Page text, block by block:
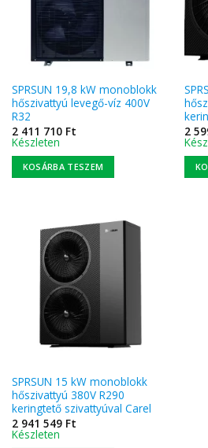
SPRSUN 19,8 kW monoblokk
hőszivattyú levegő-víz 400V
R32
2 411 710 Ft
Készleten
KOSÁRBA TESZEM
2
SPRSUN 15 kW monoblokk
hőszivattyú 380V R290
keringtető szivattyúval Carel
2 941 549 Ft
Készleten